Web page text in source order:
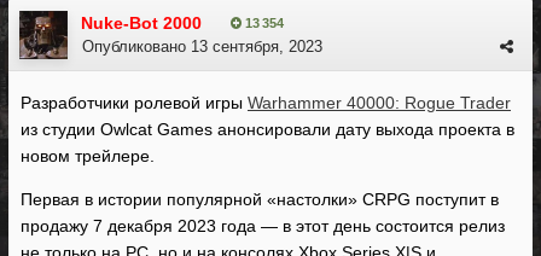
Nuke-Bot 2000 13 354
Опубликовано 13 сентября, 2023
Разработчики ролевой игры Warhammer 40000: Rogue Trader
из студии Owlcat Games анонсировали дату выхода проекта в
новом трейлере.
Первая в истории популярной «настолки» CRPG поступит в
продажу 7 декабря 2023 года — в этот день состоится релиз